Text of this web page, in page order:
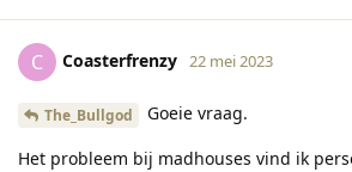
C Coasterfrenzy 22 mei 2023
The_Bullgod
Goeie vraag.
Het probleem bij madhouses vind ik